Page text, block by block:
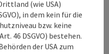
(wie USA)
in dem kein für die
bzw. keine
46 DSGVO) bestehen.
der USA zum